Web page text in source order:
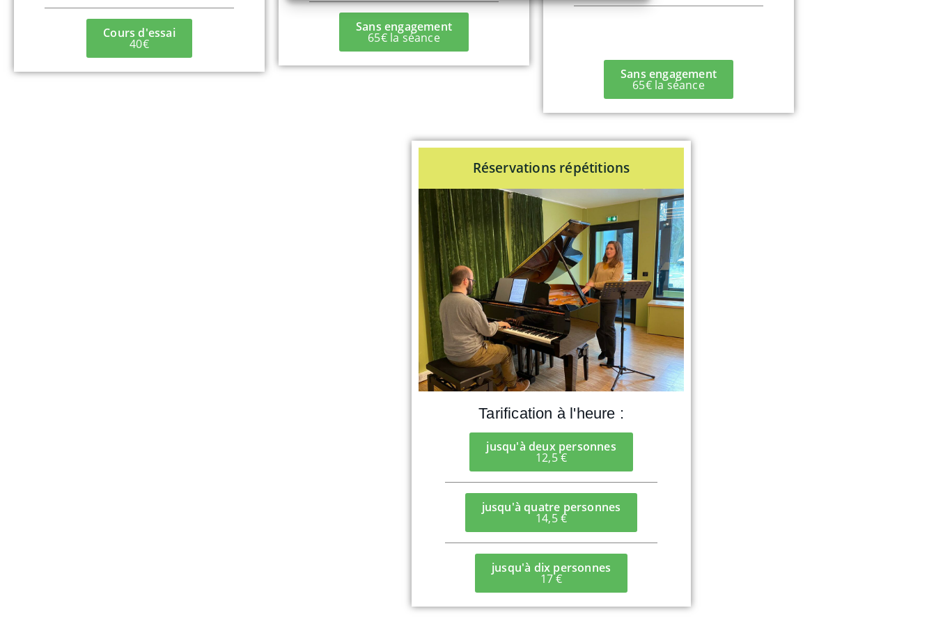
Cours d'essai
40€
Sans engagement
65€ la séance
Sans engagement
65€ la séance
Réservations répétitions
Tarification à l'heure :
jusqu'à deux personnes
12,5 €
jusqu'à quatre personnes
14,5 €
jusqu'à dix personnes
17 €